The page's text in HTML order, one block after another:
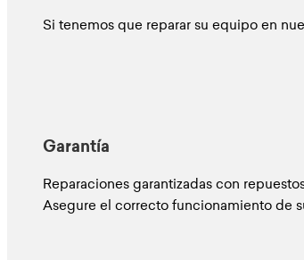
Si tenemos que reparar su equipo en
Garantía
Reparaciones garantizadas con
Asegure el correcto funcionamiento de